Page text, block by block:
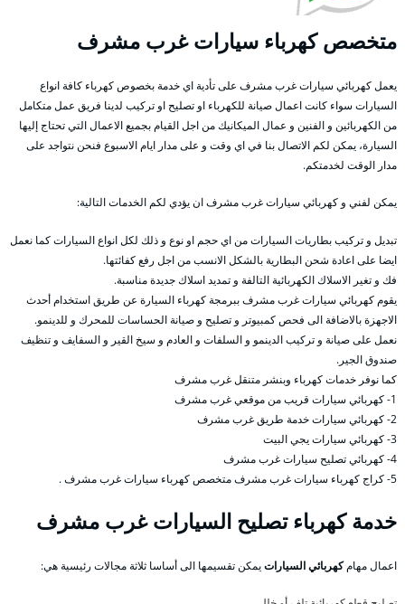
متخصص كهرباء سيارات غرب مشرف
يعمل كهربائي سيارات غرب مشرف على تأدية اي خدمة بخصوص كهرباء كافة انواع
السيارات سواء كانت اعمال صيانة للكهرباء او تصليح او تركيب لدينا فريق عمل متكامل
من الكهربائين و الفنين و عمال الميكانيك من اجل القيام بجميع الاعمال التي تحتاج إليها
السيارة، يمكن لكم الاتصال بنا في اي وقت و على مدار ايام الاسبوع فنحن نتواجد على
مدار الوقت لخدمتكم.
يمكن لفني و كهربائي سيارات غرب مشرف ان يؤدي لكم الخدمات التالية:
تبديل و تركيب بطاريات السيارات من اي حجم او نوع و ذلك لكل انواع السيارات كما نعمل
ايضا على اعادة شحن البطارية بالشكل الانسب من اجل رفع كفائتها.
فك و تغير الاسلاك الكهربائية التالفة و تمديد اسلاك جديدة مناسبة.
يقوم كهربائي سيارات غرب مشرف ببرمجة كهرباء السيارة عن طريق استخدام أحدث
الاجهزة بالاضافة الى فحص كمبيوتر و تصليح و صيانة الحساسات للمحرك و للدينمو.
نعمل على صيانة و تركيب الدينمو و السلفات و العادم و سيخ القير و السفايف و تنظيف
صندوق الجير.
كما نوفر خدمات كهرباء وبنشر متنقل غرب مشرف
1- كهربائي سيارات قريب من موقعي غرب مشرف
2- كهربائي سيارات خدمة طريق غرب مشرف
3- كهربائي سيارات يجي البيت
4- كهربائي تصليح سيارات غرب مشرف
5- كراج كهرباء سيارات غرب مشرف متخصص كهرباء سيارات غرب مشرف .
خدمة كهرباء تصليح السيارات غرب مشرف
اعمال مهامكهربائي السياراتيمكن تقسيمها الى أساسا ثلاثة مجالات رئيسية هي: